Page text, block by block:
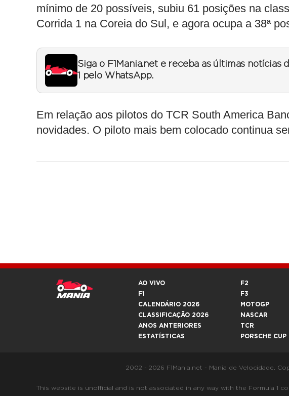
mínimo de 20 possíveis, subiu 61 posições na
Corrida 1 na Coreia do Sul, e agora ocupa a 38ª
Siga o F1Mania.net e receba as últimas notícias
1 pelo WhatsApp.
Em relação aos pilotos do TCR South America
novidades. O piloto mais bem colocado continua
AO VIVO
F1
CALENDÁRIO 2026
CLASSIFICAÇÃO 2026
ANOS ANTERIORES
ESTATÍSTICAS
F2
F3
MOTOGP
NASCAR
TCR
PORSCHE CUP
2002 - 2026 F1Mania.net - Mania de Velocidade.
This website is unofficial and is not associated in any way with the Formula 1